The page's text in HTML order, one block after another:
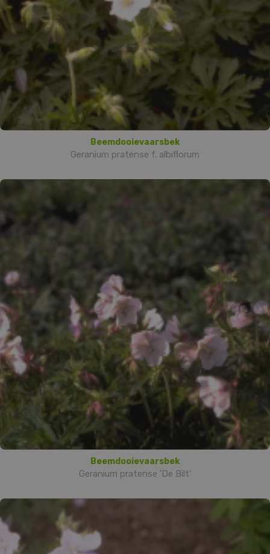
Beemdooievaarsbek
Geranium pratense f. albiflorum
Beemdooievaarsbek
Geranium pratense 'De Bilt'